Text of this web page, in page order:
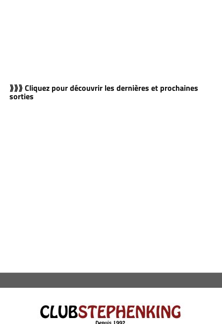
⟫⟫⟫ Cliquez pour découvrir les dernières et prochaines
sorties